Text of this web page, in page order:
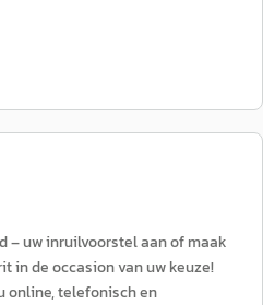
– uw inruilvoorstel aan of maak
in de occasion van uw keuze!
online, telefonisch en